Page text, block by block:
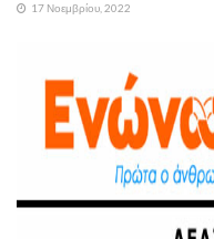
17 Νοεμβρίου, 2022